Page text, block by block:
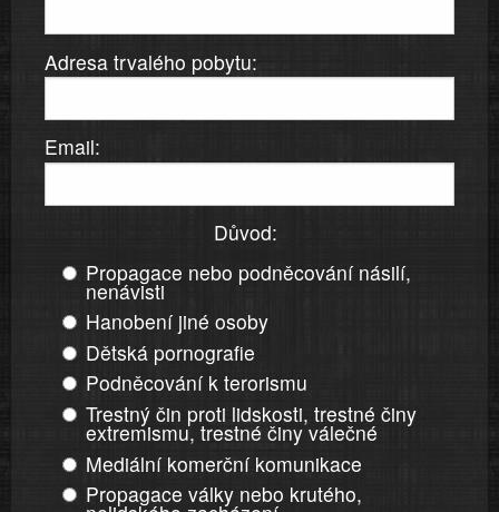
Adresa trvalého pobytu:
Email:
Důvod:
Propagace nebo podněcování násilí,
nenávisti
Hanobení jiné osoby
Dětská pornografie
Podněcování k terorismu
Trestný čin proti lidskosti, trestné činy
extremismu, trestné činy válečné
Mediální komerční komunikace
Propagace války nebo krutého,